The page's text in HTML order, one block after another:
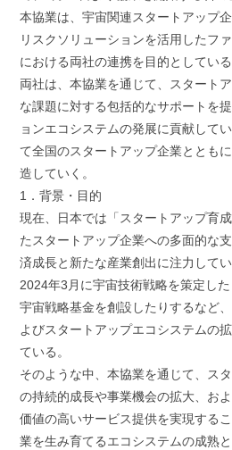
本協業は、宇宙関連スタートアップ
リスクソリューションを活用したフ
における両社の連携を目的としている
両社は、本協業を通じて、スタート
な課題に対する包括的なサポートを
ョンエコシステムの発展に貢献して
て全国のスタートアップ企業ととも
造していく。
1．背景・目的
現在、日本では「スタートアップ育
たスタートアップ企業への多面的な
済成長と新たな産業創出に注力して
2024年3月に宇宙技術戦略を策定し
宇宙戦略基金を創設したりするなど
よびスタートアップエコシステムの
ている。
そのような中、本協業を通じて、ス
の持続的成長や事業機会の拡大、お
価値の高いサービス提供を実現する
業を生み育てるエコシステムの成熟